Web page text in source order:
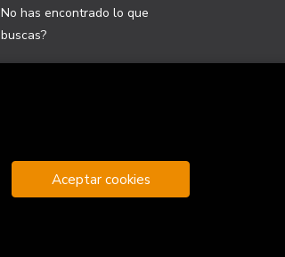
No has encontrado lo que
buscas?
Aceptar cookies